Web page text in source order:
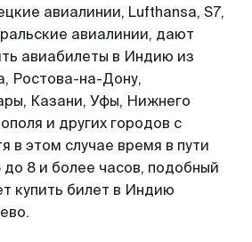
авиалинии, Lufthansa, S7,
авиалинии, дают
авиабилеты в Индию из
Ростова-на-Дону,
Казани, Уфы, Нижнего
и других городов с
в этом случае время в пути
до 8 и более часов, подобный
купить билет в Индию